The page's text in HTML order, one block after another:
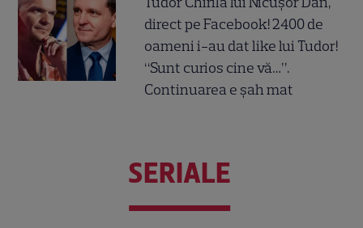
direct pe Facebook! 2400 de
oameni i-au dat like lui Tudor!
“Sunt curios cine vă…”.
Continuarea e șah mat
SERIALE